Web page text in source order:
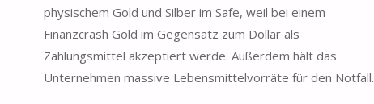
physischem Gold und Silber im Safe, weil bei einem
Finanzcrash Gold im Gegensatz zum Dollar als
Zahlungsmittel akzeptiert werde. Außerdem hält das
Unternehmen massive Lebensmittelvorräte für den Notfall.